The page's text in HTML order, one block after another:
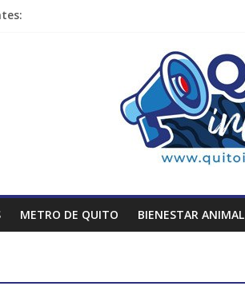
METRO DE QUITO BIENESTAR ANIMAL